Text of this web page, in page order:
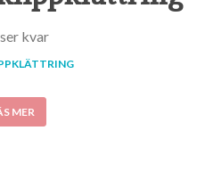
kvar
MER